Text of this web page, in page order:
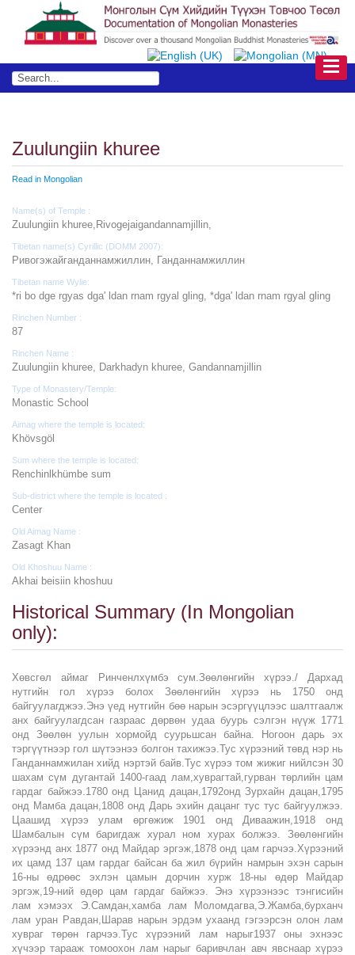
Zuulungiin khuree
Read in Mongolian
Name(s) of Temple :
Zuulungiin khuree,Rivogejaigandannamjillin,
Tibetan name(s) Cyrillic (DOMM 2007):
Ривогэжайганданнамжиллин, Ганданнамжиллин
Tibetan name Wylie:
*ri bo dge rgyas dga' ldan rnam rgyal gling, *dga' ldan rnam rgyal gling
Rinchen Number :
87
Rinchen Name :
Zuulungiin khuree, Darkhadyn khuree, Gandannamjillin
Type of Monastery/Temple:
Monastic School
Aimag where the temple is located:
Khövsgöl
Sum where the temple is located:
Renchinlkhümbe sum
Sub-district where the temple is located :
Center
Old Aimag Name :
Zasagt Khan
Old Khoshuu Name :
Akhai beisiin khoshuu
Historical Summary (In Mongolian
only):
Хөвсгөл аймаг Ринченлхүмбэ сум.Зөөлөнгийн хүрээ./ Дархад
нутгийн гол хүрээ болох Зөөлөнгийн хүрээ нь 1750 онд
байгуулагджээ.Энэ үед нутгийн бөө нарын эсэргүүцлээс шалтгаалж
анх байгуулагдсан газраас дөрвөн удаа буурь сэлгэн нүүж 1771
онд Зөөлөн уулын хормойд суурьшсан байна. Ногоон дарь эх
тэргүүтнээр гол шүтээнээ болгон тахижээ.Тус хүрээний төвд нэр нь
Ганданнамжилан хийд нэртэй байв.Тус хүрээ том жижиг нийлсэн 30
шахам сүм дугантай 1400-гаад лам,хуврагтай,гурван төрлийн цам
гардаг байжээ.1780 онд Цанид дацан,1792онд Зурхайн дацан,1795
онд Мамба дацан,1808 онд Дарь эхийн дацанг тус тус байгуулжээ.
Цаашид хүрээ улам өргөжиж 1901 онд Диваажин,1918 онд
Шамбалын сүм баригдаж хурал ном хурах болжээ. Зөөлөнгийн
хүрээнд анх 1877 онд Майдар эргэж,1878 онд цам гарчээ.Хүрээний
их цамд 137 цам гардаг байсан ба жил бүрийн намрын эхэн сарын
16-ны өдрөөс эхлэн цамын дорчин хурж 18-ны өдөр Майдар
эргэж,19-ний өдөр цам гардаг байжээ. Энэ хүрээнээс тэнгисийн
лам хэмээх Э.Самдан,хамба лам Моломдагва,Э.Жамба,бурханч
лам уран Равдан,Шарав нарын эрдэм ухаанд гэгээрсэн олон лам
хувраг төрөн гарчээ.Тус хүрээний лам нарыг1937 оны эхнээс
хүчээр тарааж томоохон лам нарыг баривчлан авч явснаар хүрээ